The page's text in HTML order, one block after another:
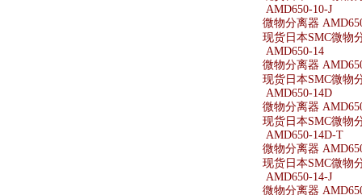
AMD650-10-J
微物分离器
现货日本SMC微物
AMD650-14
微物分离器
现货日本SMC微物
AMD650-14D
微物分离器
现货日本SMC微物
AMD650-14D-T
微物分离器
现货日本SMC微物
AMD650-14-J
微物分离器